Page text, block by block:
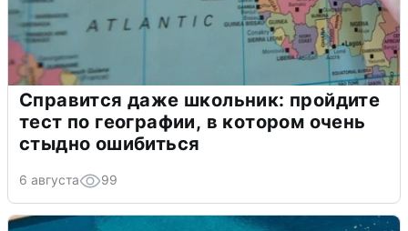
Справится даже школьник: пройдите
тест по географии, в котором очень
стыдно ошибиться
6 августа 99